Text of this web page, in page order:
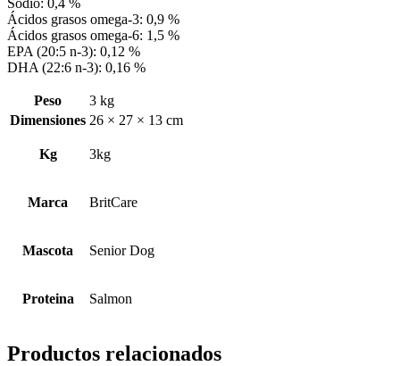
Ácidos grasos omega-3: 0,9 %
Ácidos grasos omega-6: 1,5 %
EPA (20:5 n-3): 0,12 %
DHA (22:6 n-3): 0,16 %
Peso
3 kg
Dimensiones 26 × 27 × 13 cm
Kg 3kg
Marca BritCare
Mascota Senior Dog
Proteina Salmon
Productos relacionados